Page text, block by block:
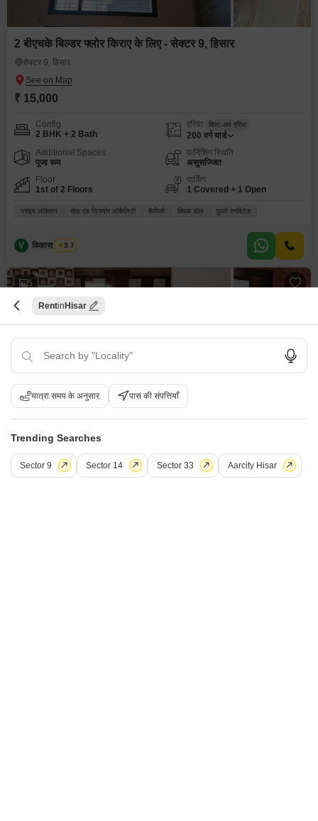
2 बीएचके बिल्डर फ्लोर किराए के लिए - सेक्टर 9, हिसार
सेक्टर 9, हिसार
₹ 15,000
Config
2 BHK + 2 Bath
एरिया बिल्ट-अप एरिया
200 वर्ग यार्ड
Additional Spaces
पूजा रूम
फर्निशिंग स्थिति
असुसज्जित
Floor
1st of 2 Floors
पार्किंग
1 Covered + 1 Open
प्राइम लोकेशन सेफ़ एंड सिक्योर लोकैलिटी फ़ैमिली क्विक डील फ़ुली रेनोवेटेड
V विकास भारद्वाज
3.7
5
2 बीएचके बिल्डर फ्लोर किराए के लिए - सेक्टर 9, हिसार
सेक्टर 9, हिसार
₹ 15,000
Config
एरिया बिल्ट-अप एरिया
Rent Hisar
यात्रा समय के अनुसार पास की संपत्तियाँ
Trending Searches
Sector 9 Sector 14 Sector 33 Aarcity Hisar